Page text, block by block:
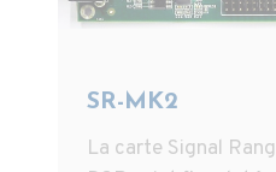
SR-MK2
La carte Signal